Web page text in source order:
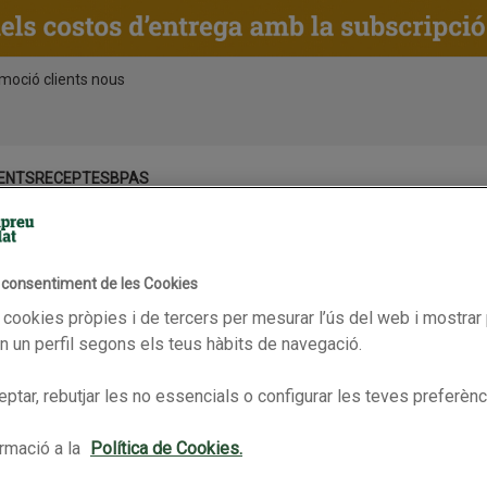
clients nous
RECEPTESBPAS
fins 15/06/2026
SUPRADYN Vitamines Energy 50+ REDOXON Vitamines Extra
de les Cookies
pròpies i de tercers per mesurar l’ús del web i
un perfil segons els teus hàbits de navegació.
rebutjar les no essencials o configurar les teves
a la Política de Cookies.